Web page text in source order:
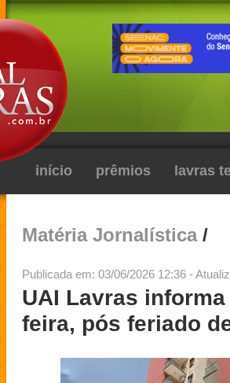
início prêmios lavras
Matéria Jornalística/
Publicada em: 03/06/2026 12:36 -
UAI Lavras
feira, pós feriado